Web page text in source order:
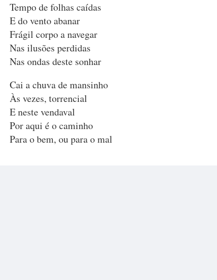
Tempo de folhas caídas
E do vento abanar
Frágil corpo a navegar
Nas ilusões perdidas
Nas ondas deste sonhar
Cai a chuva de mansinho
Às vezes, torrencial
E neste vendaval
Por aqui é o caminho
Para o bem, ou para o mal